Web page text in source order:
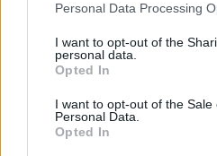
Personal Data Processing
I want to opt-out of the
personal data.
Opted In
I want to opt-out of the Sale
Personal Data.
Opted In
Brzechwa
Akademia pana
Wizyta w bajce
streszczenie